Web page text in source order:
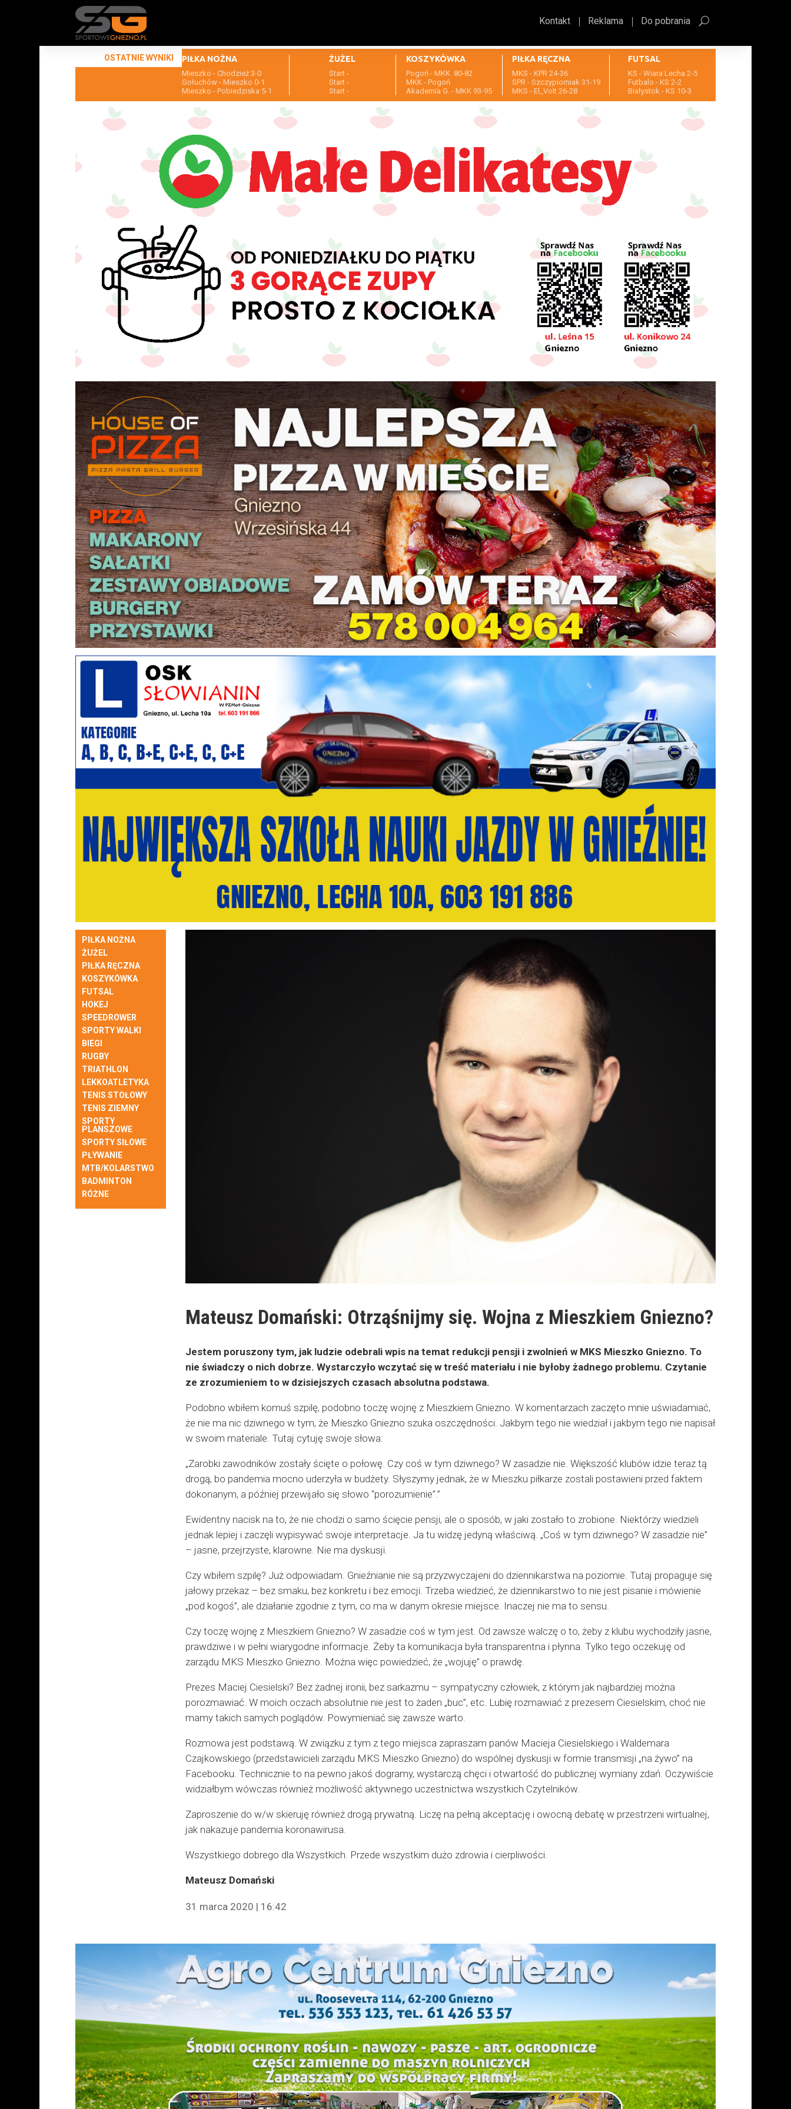
Kontakt Reklama Do pobrania
OSTATNIE WYNIKI PIŁKA NOŻNA
Mieszko - Chodzież 3-0
Gołuchów - Mieszko 0-1
Mieszko - Pobiedziska 5-1
ŻUŻEL
Start -
Start -
Start -
KOSZYKÓWKA
Pogoń - MKK 80-82
MKK - Pogoń
Akademia G. - MKK 93-95
PIŁKA RĘCZNA
MKS - KPR 24-36
SPR - Szczypiorniak 31-19
MKS - El_Volt 26-28
FUTSAL
KS - Wiara Lecha 2-5
Futbalo - KS 2-2
Białystok - KS 10-3
PIŁKA NOŻNA
ŻUŻEL
PIŁKA RĘCZNA
KOSZYKÓWKA
FUTSAL
HOKEJ
SPEEDROWER
SPORTY WALKI
BIEGI
RUGBY
TRIATHLON
LEKKOATLETYKA
TENIS STOŁOWY
TENIS ZIEMNY
SPORTY
PLANSZOWE
SPORTY SIŁOWE
PŁYWANIE
MTB/KOLARSTWO
BADMINTON
RÓŻNE
Mateusz Domański: Otrząśnijmy się. Wojna z Mieszkiem Gniezno?
Jestem poruszony tym, jak ludzie odebrali wpis na temat redukcji pensji i zwolnień w MKS Mieszko Gniezno. To
nie świadczy o nich dobrze. Wystarczyło wczytać się w treść materiału i nie byłoby żadnego problemu. Czytanie
ze zrozumieniem to w dzisiejszych czasach absolutna podstawa.
Podobno wbiłem komuś szpilę, podobno toczę wojnę z Mieszkiem Gniezno. W komentarzach zaczęto mnie uświadamiać,
że nie ma nic dziwnego w tym, że Mieszko Gniezno szuka oszczędności. Jakbym tego nie wiedział i jakbym tego nie napisał
w swoim materiale. Tutaj cytuję swoje słowa:
„Zarobki zawodników zostały ścięte o połowę. Czy coś w tym dziwnego? W zasadzie nie. Większość klubów idzie teraz tą
drogą, bo pandemia mocno uderzyła w budżety. Słyszymy jednak, że w Mieszku piłkarze zostali postawieni przed faktem
dokonanym, a później przewijało się słowo “porozumienie”.”
Ewidentny nacisk na to, że nie chodzi o samo ścięcie pensji, ale o sposób, w jaki zostało to zrobione. Niektórzy wiedzieli
jednak lepiej i zaczęli wypisywać swoje interpretacje. Ja tu widzę jedyną właściwą. „Coś w tym dziwnego? W zasadzie nie”
– jasne, przejrzyste, klarowne. Nie ma dyskusji.
Czy wbiłem szpilę? Już odpowiadam. Gnieźnianie nie są przyzwyczajeni do dziennikarstwa na poziomie. Tutaj propaguje się
jałowy przekaz – bez smaku, bez konkretu i bez emocji. Trzeba wiedzieć, że dziennikarstwo to nie jest pisanie i mówienie
„pod kogoś”, ale działanie zgodnie z tym, co ma w danym okresie miejsce. Inaczej nie ma to sensu.
Czy toczę wojnę z Mieszkiem Gniezno? W zasadzie coś w tym jest. Od zawsze walczę o to, żeby z klubu wychodziły jasne,
prawdziwe i w pełni wiarygodne informacje. Żeby ta komunikacja była transparentna i płynna. Tylko tego oczekuję od
zarządu MKS Mieszko Gniezno. Można więc powiedzieć, że „wojuję” o prawdę.
Prezes Maciej Ciesielski? Bez żadnej ironii, bez sarkazmu – sympatyczny człowiek, z którym jak najbardziej można
porozmawiać. W moich oczach absolutnie nie jest to żaden „buc”, etc. Lubię rozmawiać z prezesem Ciesielskim, choć nie
mamy takich samych poglądów. Powymieniać się zawsze warto.
Rozmowa jest podstawą. W związku z tym z tego miejsca zapraszam panów Macieja Ciesielskiego i Waldemara
Czajkowskiego (przedstawicieli zarządu MKS Mieszko Gniezno) do wspólnej dyskusji w formie transmisji „na żywo” na
Facebooku. Technicznie to na pewno jakoś dogramy, wystarczą chęci i otwartość do publicznej wymiany zdań. Oczywiście
widziałbym wówczas również możliwość aktywnego uczestnictwa wszystkich Czytelników.
Zaproszenie do w/w skieruję również drogą prywatną. Liczę na pełną akceptację i owocną debatę w przestrzeni wirtualnej,
jak nakazuje pandemia koronawirusa.
Wszystkiego dobrego dla Wszystkich. Przede wszystkim dużo zdrowia i cierpliwości.
Mateusz Domański
31 marca 2020 | 16:42